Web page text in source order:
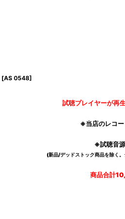
[AS 0548]
試聴プレイヤーが再
※当店のレコ
※試聴音
(新品/デッドストック商品を除く
商品合計